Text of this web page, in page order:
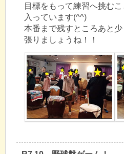
目標をもって練習へ挑む
入っています(^^)
本番まで残すところあと
張りましょうね！！